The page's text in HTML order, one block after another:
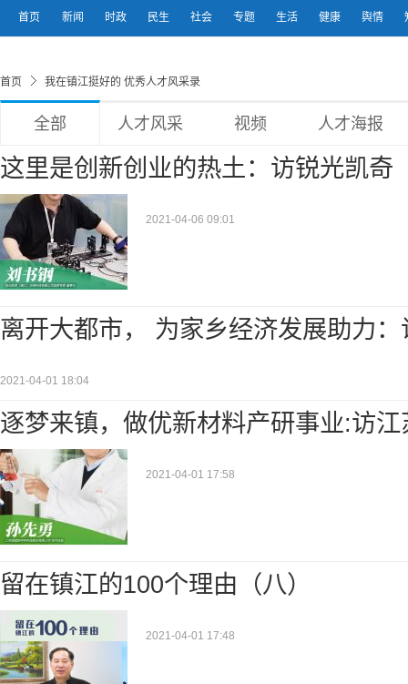
首页 新闻 时政 民生 社会 专题 生活 健康 舆情
首页 我在镇江挺好的 优秀人才风采录
全部 人才风采 视频 人才海报
这里是创新创业的热土：访锐光凯奇
2021-04-06 09:01
离开大都市， 为家乡经济发展助力
2021-04-01 18:04
逐梦来镇，做优新材料产研事业:访
2021-04-01 17:58
留在镇江的100个理由（八）
2021-04-01 17:48